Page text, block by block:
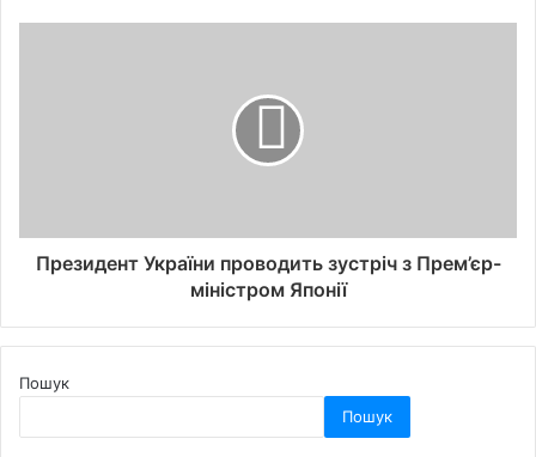
Президент України проводить зустріч з Прем’єр-
міністром Японії
Пошук
Пошук